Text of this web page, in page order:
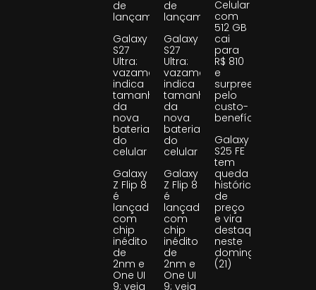
de
lançamento
Galaxy
S27
Ultra:
vazamento
indica
tamanho
da
nova
bateria
do
celular
Galaxy
Z Flip 8
é
lançado
com
chip
inédito
de
2nm e
One UI
9; veja
de
lançamento
Galaxy
S27
Ultra:
vazamento
indica
tamanho
da
nova
bateria
do
celular
Galaxy
Z Flip 8
é
lançado
com
chip
inédito
de
2nm e
One UI
9; veja
Celular
com
512 GB
cai
para
R$ 810
e
surpreende
pelo
custo-
benefício
Galaxy
S25 FE
tem
queda
histórica
de
preço
e vira
destaque
neste
domingo
(21)